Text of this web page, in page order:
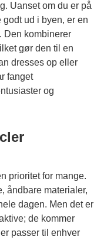
Uanset om du er på
ud i byen, er en
Den kombinerer
gør den til en
dresses op eller
fanget
og
prioritet for mange.
åndbare materialer,
dagen. Men det er
de kommer
passer til enhver